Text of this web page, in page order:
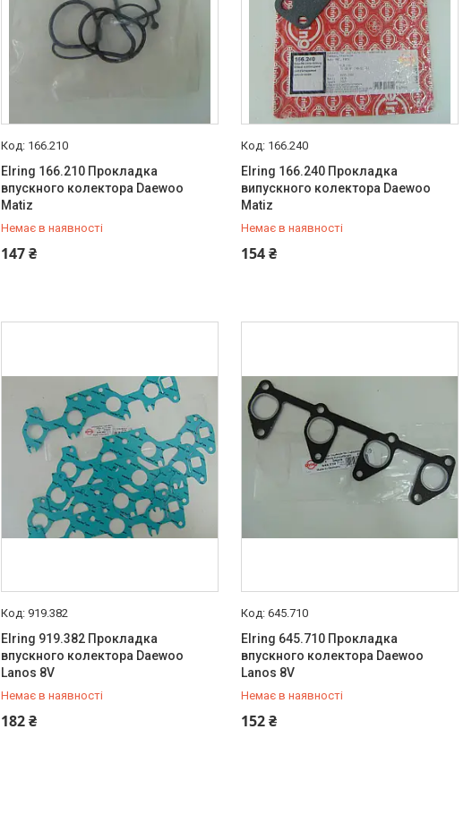
166.210
Elring 166.210 Прокладка
впускного колектора Daewoo
Matiz
Немає в наявності
147 ₴
+380 (95) 487-34-43
166.240
Elring 166.240 Прокладка
випускного колектора Daewoo
Matiz
Немає в наявності
154 ₴
+380 (95) 487-34-43
919.382
Elring 919.382 Прокладка
впускного колектора Daewoo
Lanos 8V
Немає в наявності
182 ₴
+380 (95) 487-34-43
645.710
Elring 645.710 Прокладка
впускного колектора Daewoo
Lanos 8V
Немає в наявності
152 ₴
+380 (95) 487-34-43